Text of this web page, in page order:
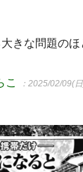
きな問題の
こ ：2025/02/09(